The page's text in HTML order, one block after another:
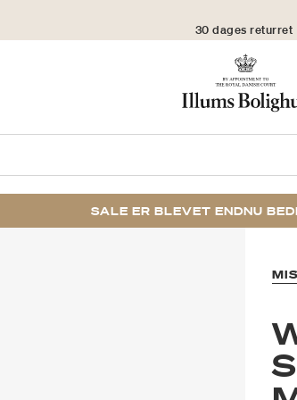
SALE ER BLEVET ENDNU